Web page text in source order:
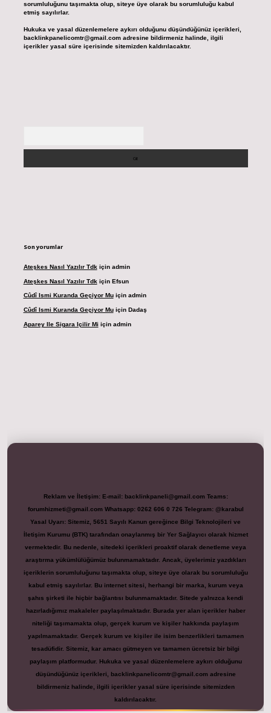
sorumluluğunu taşımakta olup, siteye üye olarak bu sorumluluğu kabul
etmiş sayılırlar.
Hukuka ve yasal düzenlemelere aykırı olduğunu düşündüğünüz içerikleri,
backlinkpanelicomtr@gmail.comadresine bildirmeniz halinde, ilgili
içerikler yasal süre içerisinde sitemizden kaldırılacaktır.
Son yorumlar
Ateşkes Nasıl Yazılır Tdk için admin
Ateşkes Nasıl Yazılır Tdk için Efsun
Cûdî Ismi Kuranda Geçiyor Muiçin admin
Cûdî Ismi Kuranda Geçiyor Muiçin Dadaş
Aparey Ile Sigara Içilir Mi için admin
Reklam ve İletişim: E-mail: backlinkpaneli@gmail.com Teams:
forumhizmeti@gmail.com Whatsapp: 0262 606 0 726 Telegram: @karabul
Yasal Uyarı: Sitemiz, 5651 Sayılı Kanun gereğince Bilgi Teknolojileri ve
İletişim Kurumu (BTK) tarafından onaylanmış bir Yer Sağlayıcı olarak hizmet
vermektedir. Bu nedenle, sitedeki içerikleri proaktif olarak denetleme veya
araştırma yükümlülüğümüz bulunmamaktadır. Ancak, üyelerimiz yazdıkları
içeriklerin sorumluluğunu taşımakta olup, siteye üye olarak bu sorumluluğu
kabul etmiş sayılırlar. Bu internet sitesi, herhangi bir marka, kurum veya
şahıs şirketi ile hiçbir bağlantısı bulunmamaktadır. Sitede yalnızca kendi
hazırladığımız makaleler paylaşılmaktadır. Burada yer alan içerikler haber
niteliği taşımamakta olup, gerçek kurum ve kişiler hakkında paylaşım
yapılmamaktadır. Gerçek kurum ve kişiler ile isim benzerlikleri tamamen
tesadüfidir. Sitemiz, kar amacı gütmeyen ve tamamen ücretsiz bir bilgi
paylaşım platformudur. Hukuka ve yasal düzenlemelere aykırı olduğunu
düşündüğünüz içerikleri,
backlinkpanelicomtr@gmail.com adresine
bildirmeniz halinde, ilgili içerikler yasal süre içerisinde sitemizden
kaldırılacaktır.